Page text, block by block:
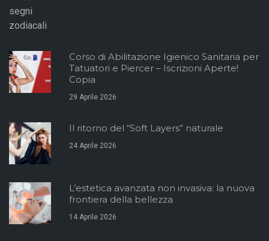
Corso di Abilitazione Igienico Sanitaria per
Tatuatori e Piercer – Iscrizioni Aperte!
Copia
29 Aprile 2026
Il ritorno del “Soft Layers” naturale
24 Aprile 2026
L’estetica avanzata non invasiva: la nuova
frontiera della bellezza
14 Aprile 2026